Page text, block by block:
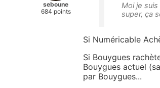
seboune
684 points
Moi je
super, ça
Si Numéricable
Si Bouygues
Bouygues actuel
par Bouygues...